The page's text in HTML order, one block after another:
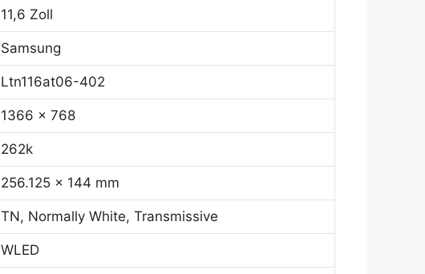
11,6 Zoll
Samsung
Ltn116at06-402
1366 x 768
262k
256.125 x 144 mm
TN, Normally White, Transmissive
WLED